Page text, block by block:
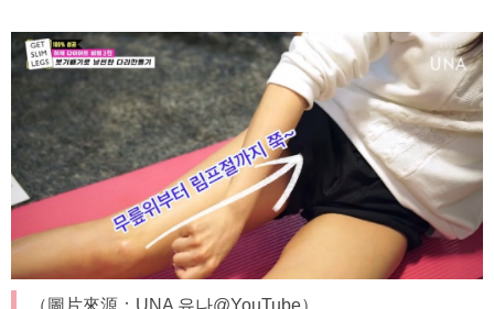
（圖片來源：UNA 유나@YouTube）